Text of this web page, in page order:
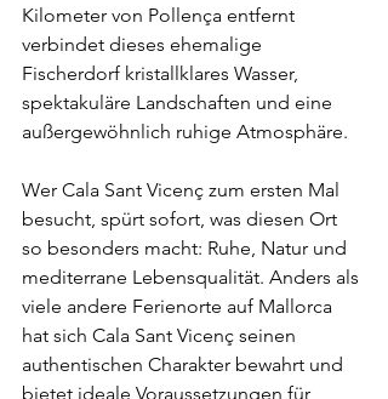
Kilometer von Pollença entfernt
verbindet dieses ehemalige
Fischerdorf kristallklares Wasser,
spektakuläre Landschaften und eine
außergewöhnlich ruhige Atmosphäre.
Wer Cala Sant Vicenç zum ersten Mal
besucht, spürt sofort, was diesen Ort
so besonders macht: Ruhe, Natur und
mediterrane Lebensqualität. Anders als
viele andere Ferienorte auf Mallorca
hat sich Cala Sant Vicenç seinen
authentischen Charakter bewahrt und
bietet ideale Voraussetzungen für